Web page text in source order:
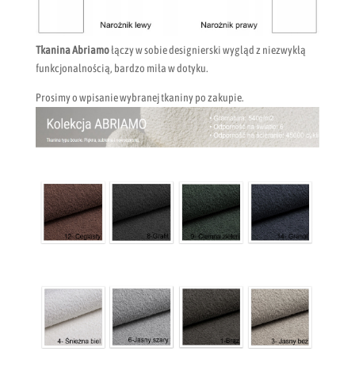
Tkanina Abriamołączy w sobie designierski wygląd z niezwykłą
funkcjonalnością, bardzo miła w dotyku.
Prosimy o wpisanie wybranej tkaniny po zakupie.